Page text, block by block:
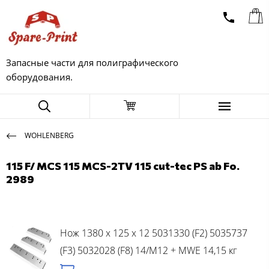
Запасные части для полиграфического
оборудования.
WOHLENBERG
115 F/ MCS 115 MCS-2TV 115 cut-tec PS ab Fo.
2989
Нож 1380 x 125 x 12 5031330 (F2) 5035737
(F3) 5032028 (F8) 14/M12 + MWE 14,15 кг